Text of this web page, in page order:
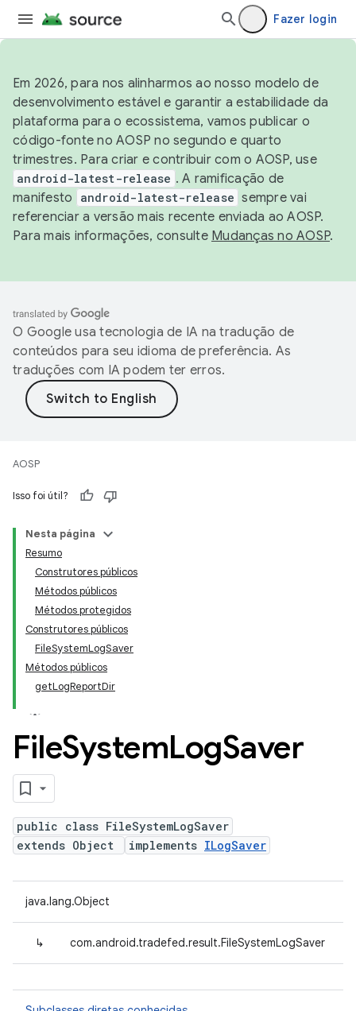
Fazer login
Em 2026, para nos alinharmos ao nosso modelo de
desenvolvimento estável e garantir a estabilidade da
plataforma para o ecossistema, vamos publicar o
código-fonte no AOSP no segundo e quarto
trimestres. Para criar e contribuir com o AOSP, use
android-latest-release . A ramificação de
manifesto
android-latest-release sempre vai
referenciar a versão mais recente enviada ao AOSP.
Para mais informações, consulte Mudanças no AOSP.
O Google usa tecnologia de IA na tradução de
conteúdos para seu idioma de preferência. As
traduções com IA podem ter erros.
AOSP
Isso foi útil?
Nesta página
Resumo
Construtores públicos
Métodos públicos
Métodos protegidos
Construtores públicos
FileSystemLogSaver
Métodos públicos
getLogReportDir
FileSystemLogSaver
public class FileSystemLogSaver
extends Object
implements ILogSaver
java.lang.Object
↳ com.android.tradefed.result.FileSystemLogSaver